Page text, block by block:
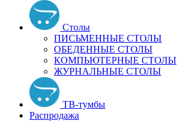
Столы
ПИСЬМЕННЫЕ СТОЛЫ
ОБЕДЕННЫЕ СТОЛЫ
КОМПЬЮТЕРНЫЕ СТОЛЫ
ЖУРНАЛЬНЫЕ СТОЛЫ
ТВ-тумбы
Распродажа